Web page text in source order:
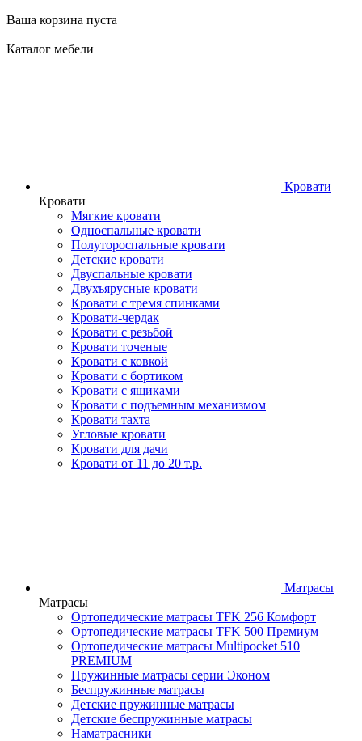
Ваша корзина пуста
Каталог мебели
Кровати
Кровати
Мягкие кровати
Односпальные кровати
Полутороспальные кровати
Детские кровати
Двуспальные кровати
Двухъярусные кровати
Кровати с тремя спинками
Кровати-чердак
Кровати с резьбой
Кровати точеные
Кровати с ковкой
Кровати с бортиком
Кровати с ящиками
Кровати с подъемным механизмом
Кровати тахта
Угловые кровати
Кровати для дачи
Кровати от 11 до 20 т.р.
Матрасы
Матрасы
Ортопедические матрасы TFK 256 Комфорт
Ортопедические матрасы TFK 500 Премиум
Ортопедические матрасы Multipocket 510
PREMIUM
Пружинные матрасы серии Эконом
Беспружинные матрасы
Детские пружинные матрасы
Детские беспружинные матрасы
Наматрасники